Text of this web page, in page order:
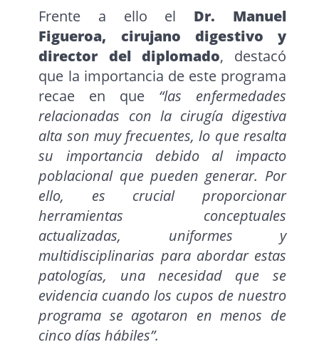
Frente a ello el Dr. Manuel
Figueroa, cirujano digestivo y
director del diplomado, destacó
que la importancia de este programa
recae en que “las enfermedades
relacionadas con la cirugía digestiva
alta son muy frecuentes, lo que resalta
su importancia debido al impacto
poblacional que pueden generar. Por
ello, es crucial proporcionar
herramientas conceptuales
actualizadas, uniformes y
multidisciplinarias para abordar estas
patologías, una necesidad que se
evidencia cuando los cupos de nuestro
programa se agotaron en menos de
cinco días hábiles”.